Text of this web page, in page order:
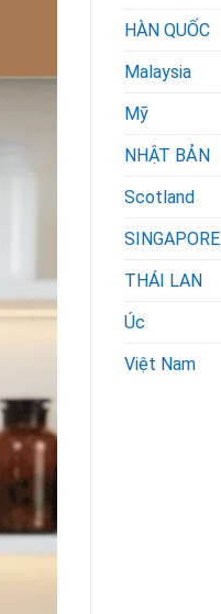
HÀN QUỐC
Malaysia
Mỹ
NHẬT BẢN
Scotland
SINGAPORE
THÁI LAN
Úc
Việt Nam